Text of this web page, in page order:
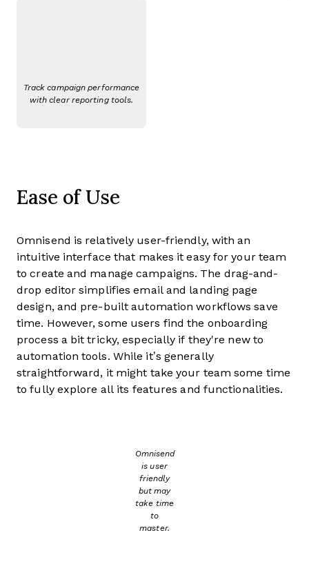
Track campaign performance
with clear reporting tools.
Ease of Use
Omnisend is relatively user-friendly, with an
intuitive interface that makes it easy for your team
to create and manage campaigns. The drag-and-
drop editor simplifies email and landing page
design, and pre-built automation workflows save
time. However, some users find the onboarding
process a bit tricky, especially if they're new to
automation tools. While it’s generally
straightforward, it might take your team some time
to fully explore all its features and functionalities.
Omnisend
is user
friendly
but may
take time
to
master.